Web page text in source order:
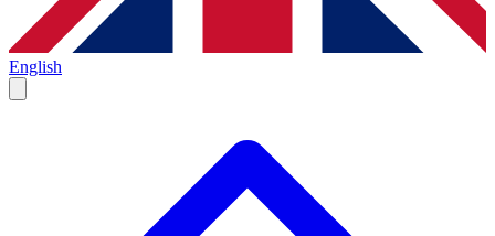
English